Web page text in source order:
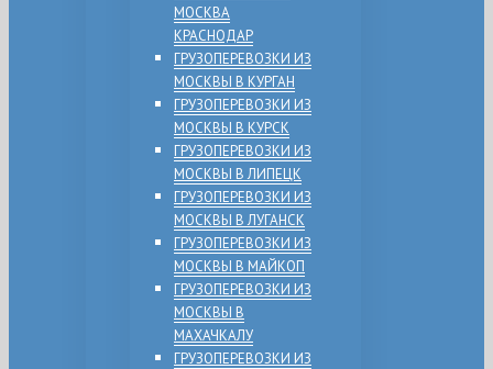
МОСКВА
КРАСНОДАР
ГРУЗОПЕРЕВОЗКИ ИЗ
МОСКВЫ В КУРГАН
ГРУЗОПЕРЕВОЗКИ ИЗ
МОСКВЫ В КУРСК
ГРУЗОПЕРЕВОЗКИ ИЗ
МОСКВЫ В ЛИПЕЦК
ГРУЗОПЕРЕВОЗКИ ИЗ
МОСКВЫ В ЛУГАНСК
ГРУЗОПЕРЕВОЗКИ ИЗ
МОСКВЫ В МАЙКОП
ГРУЗОПЕРЕВОЗКИ ИЗ
МОСКВЫ В
МАХАЧКАЛУ
ГРУЗОПЕРЕВОЗКИ ИЗ